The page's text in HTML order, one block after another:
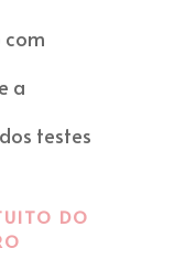
a
testes
DO